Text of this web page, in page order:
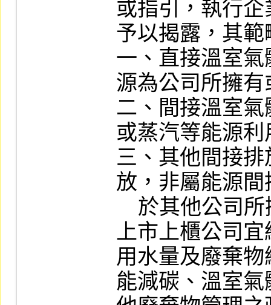
或指引，執行
予以揭露，其
一、直接溫室
源為公司所擁有
二、間接溫室
或蒸汽等能源
三、其他間接
放，非屬能源
上市上櫃公司
用水量及廢棄
能減碳、溫室